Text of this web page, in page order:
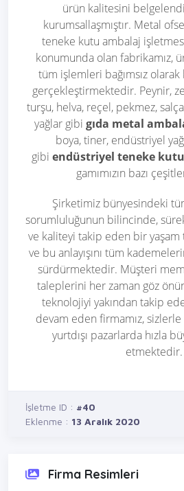
ürün kalitesini
kurumsallaşmıştır. Metal
teneke kutu ambalaj
konumunda olan fabrikamız,
tüm işlemleri bağımsız
gerçekleştirmektedir. Peynir,
turşu, helva, reçel, pekmez,
yağlar gibi gıda metal
boya, tiner, endüstriyel
gibi endüstriyel teneke
gamımızın bazı
Şirketimiz bünyesindeki
sorumluluğunun bilincinde,
ve kaliteyi takip eden bir yaşam
ve bu anlayışını tüm
sürdürmektedir. Müşteri
taleplerini her zaman göz
teknolojiyi yakından takip
devam eden firmamız,
yurtdışı pazarlarda hızla
etmektedir.
İşletme ID : #40
Eklenme : 13 Aralık 2020
Firma Resimleri